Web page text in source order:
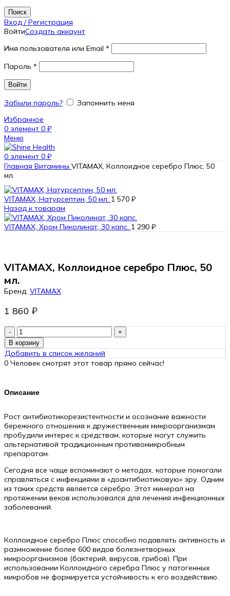
Поиск
Вход / Регистрация
ВойтиСоздать аккаунт
Имя пользователя или Email *
Пароль *
Войти
Забыли пароль?
Запомнить меня
Избранное
0 элемент 0 ₽
Меню
0 элемент 0 ₽
Главная Витамины VITAMAX, Коллоидное серебро Плюс, 50
мл.
VITAMAX, Натурсептин, 50 мл. 1 570 ₽
Назад к товарам
VITAMAX, Хром Пиколинат, 30 капс. 1 290 ₽
VITAMAX, Коллоидное серебро Плюс, 50
мл.
Бренд: VITAMAX
1 860 ₽
Количество
товара
VITAMAX,
Коллоидное
серебро
мл.
В корзину
Добавить в список желаний
0 Человек смотрят этот товар прямо сейчас!
Описание
Рост антибиотикорезистентности и осознание важности
бережного отношения к дружественным микроорганизмам
пробудили интерес к средствам, которые могут служить
альтернативой традиционным противомикробным
препаратам.
Сегодня все чаще вспоминают о методах, которые помогали
справляться с инфекциями в «доантибиотиковую» эру. Одним
из таких средств является серебро. Этот минерал на
протяжении веков использовался для лечения инфекционных
заболеваний.
Коллоидное серебро Плюс способно подавлять активность и
размножение более 600 видов болезнетворных
микроорганизмов (бактерий, вирусов, грибов). При
использовании Коллоидного серебра Плюс у патогенных
микробов не формируется устойчивость к его воздействию.